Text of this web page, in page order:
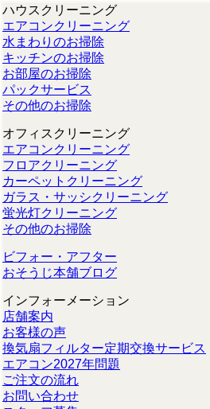
ハウスクリーニング
エアコンクリーニング
水まわりのお掃除
キッチンのお掃除
お部屋のお掃除
パックサービス
その他のお掃除
オフィスクリーニング
エアコンクリーニング
フロアクリーニング
カーペットクリーニング
ガラス・サッシクリーニング
蛍光灯クリーニング
その他のお掃除
ビフォー・アフター
おそうじ本舗ブログ
インフォーメーション
店舗案内
お客様の声
換気扇フィルター定期交換サービス
エアコン2027年問題
ご注文の流れ
お問い合わせ